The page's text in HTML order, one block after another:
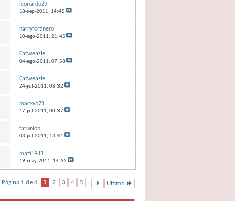
leonardo29
18-sep-2011, 14:45
harryfortinero
10-ago-2011, 21:45
Catweazle
04-ago-2011, 07:58
Catweazle
24-jul-2011, 08:32
mackyb73
17-jul-2011, 00:37
tatunion
03-jul-2011, 13:41
mati1983
19-may-2011, 14:32
Página 1 de 8 1 2 3 4 5 ... Ultimo